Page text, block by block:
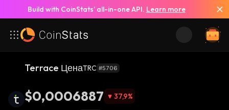
Build with CoinStats’ all-in-one API. Learn more
Terrace ЦенаTRC #5706
$0,0006887 37,9%